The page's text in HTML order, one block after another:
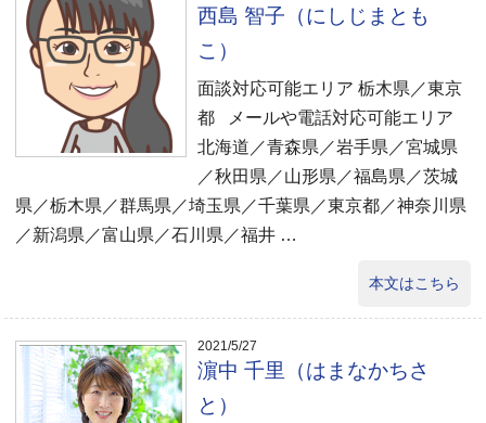
西島 智子（にしじまとも
こ）
面談対応可能エリア 栃木県／東京
都 メールや電話対応可能エリア
北海道／青森県／岩手県／宮城県
／秋田県／山形県／福島県／茨城
県／栃木県／群馬県／埼玉県／千葉県／東京都／神奈川県
／新潟県／富山県／石川県／福井 …
本文はこちら
2021/5/27
濵中 千里（はまなかちさ
と）